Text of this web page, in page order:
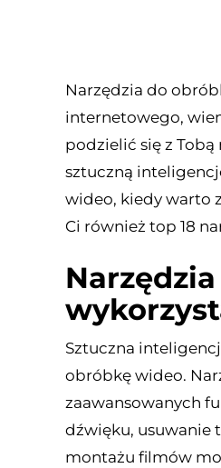
Narzędzia do
internetowego,
podzielić się z
sztuczną
wideo, kiedy warto
Ci również top 18
Sztuczna
obróbkę wideo.
zaawansowanych
dźwięku, usuwanie
montażu filmów